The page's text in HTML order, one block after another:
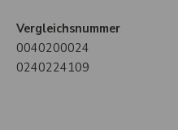
Vergleichsnummer
0040200024
0240224109